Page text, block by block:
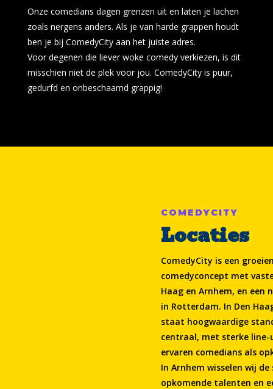
Onze comedians dagen grenzen uit en laten je lachen
zoals nergens anders. Als je van harde grappen houdt
ben je bij ComedyCity aan het juiste adres.
Voor degenen die liever woke comedy verkiezen, is dit
misschien niet de plek voor jou. ComedyCity is puur,
gedurfd en onbeschaamd grappig!
COMEDYCITY
Locaties
ComedyCity is een
comedyconcept met
Haag en Arnhem, en een
in Rotterdam. In Den
staat hoogwaardige
centraal, met sterke line-
ervaren comedians als
In Arnhem wisselen wij
opkomende talenten en